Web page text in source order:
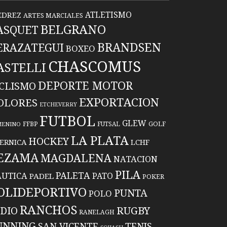
ARTES MARCIALES ATLETISMO
BELGRANO
BOXEO BRANDSEN
CHASCOMUS
DEPORTE MOTOR
ETCHEVERRY EXPORTACION
FFBP FUTBOL FUTSAL GLEW GOLF
HOCKEYLA PLATA LCHF
MAGDALENANATACION
PADEL PALETA PATO PILA POKER
POLO PUNTA
RANCHOS RANELAGH RUGBY